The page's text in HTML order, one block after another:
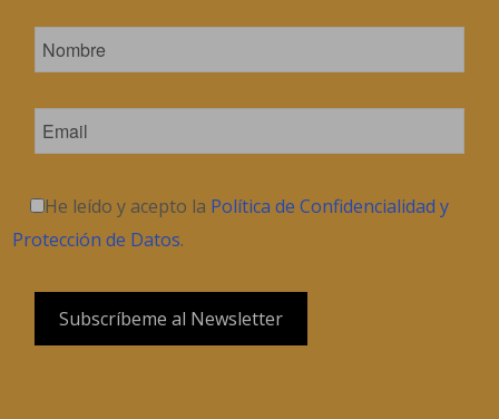
He leído y acepto la Política de Confidencialidad y
Protección de Datos.